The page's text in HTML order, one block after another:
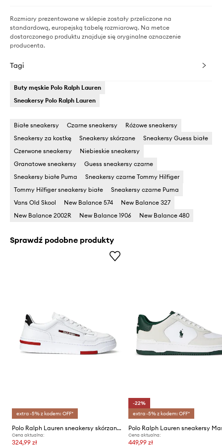
Rozmiary prezentowane w sklepie zostały przeliczone na
standardową, europejską tabelę rozmiarową. Na metce
dostarczonego produktu znajduje się oryginalne oznaczenie
producenta.
Tagi
Buty męskie Polo Ralph Lauren
Sneakersy Polo Ralph Lauren
Białe sneakersy Czarne sneakersy
Różowe sneakersy
Sneakersy za kostkę
Sneakersy skórzane
Sneakersy Guess białe
Czerwone sneakersy
Niebieskie sneakersy
Granatowe sneakersy
Guess sneakersy czarne
Sneakersy białe Puma
Sneakersy czarne Tommy Hilfiger
Tommy Hilfiger sneakersy białe
Sneakersy czarne Puma
Vans Old Skool
New Balance 574
New Balance 327
New Balance 2002R
New Balance 1906 New Balance 480
Sprawdź podobne produkty
extra -5% z kodem: OFF*
Polo Ralph Lauren sneakersy skórzane Ps 300
Cena aktualna:
324,99 zł
-22%
extra -5% z kodem: OFF*
Cena aktualna:
449,99 zł